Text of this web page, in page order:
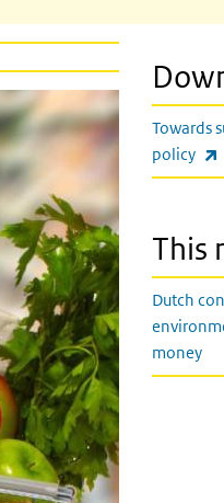
Towards
policy
This
Dutch
money